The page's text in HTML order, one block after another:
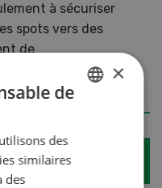
à sécuriser
spots vers des
de
×
de
des
similaires
des